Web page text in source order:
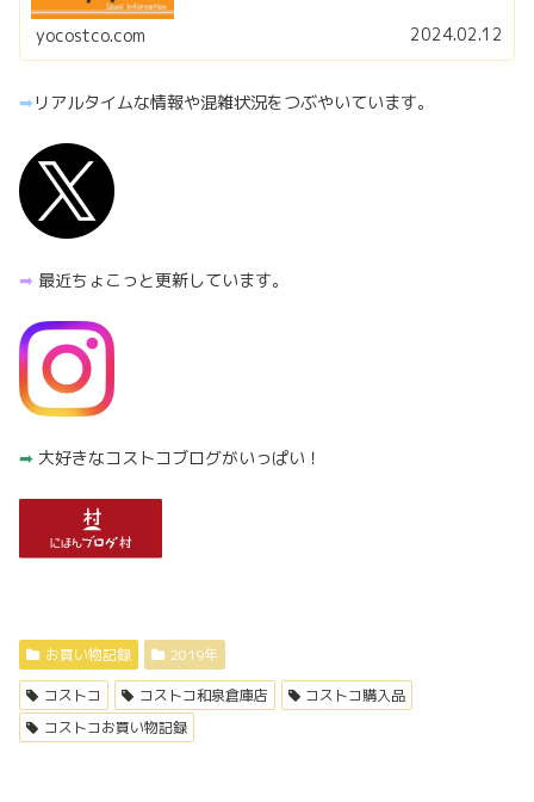
yocostco.com 2024.02.12
➡︎リアルタイムな情報や混雑状況をつぶやいています。
➡︎ 最近ちょこっと更新しています。
➡︎ 大好きなコストコブログがいっぱい！
お買い物記録 2019年
コストコ コストコ和泉倉庫店
コストコ購入品
コストコお買い物記録